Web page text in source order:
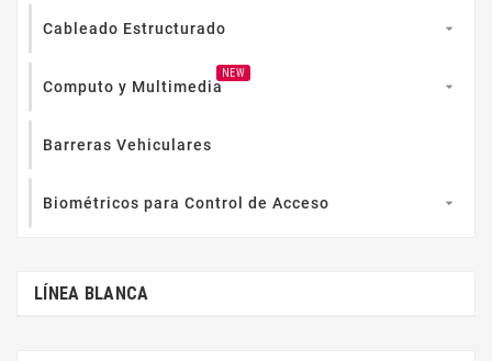
Cableado Estructurado 
Computo y Multimedia
NEW

Barreras Vehiculares
Biométricos para Control de Acceso 
LÍNEA BLANCA